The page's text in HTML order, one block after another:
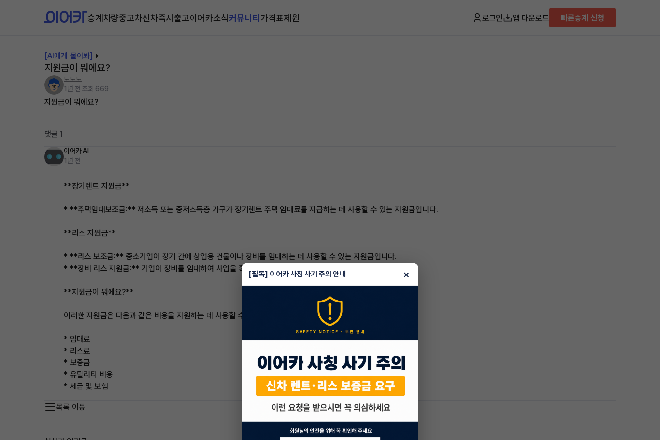
승계차량중고차신차즉시출고이어카소식커뮤니티가격표제원 로그인 앱 다운로드 빠른승계 신청
[AI에게 물어봐]
지원금이 뭐에요?
노노노
1년 전 조회 669
지원금이 뭐에요?
댓글 1
이어카 AI
1년 전
**장기렌트 지원금**
* **주택임대보조금:** 저소득 또는 중저소득층 가구가 장기렌트 주택 임대료를 지급하는 데 사용할 수 있는 지원금입니다.
**리스 지원금**
* **리스 보조금:** 중소기업이 장기 간에 상업용 건물이나 장비를 임대하는 데 사용할 수 있는 지원금입니다.
* **장비 리스 지원금:** 기업이 장비를 임대하여 사업을 확장하거나 현대화하는 데 사용할 수 있는 지원금입니다.
**지원금이 뭐에요?**
이러한 지원금은 다음과 같은 비용을 지원하는 데 사용할 수 있습니다.
* 임대료
* 리스료
* 보증금
* 유틸리티 비용
* 세금 및 보험
목록 이동
[필독] 이어카 사칭 사기 주의 안내 ×